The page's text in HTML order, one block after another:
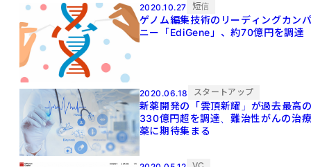
2020.10.27 短信
ゲノム編集技術のリーディングカン
ニー「EdiGene」、約70億円を調達
2020.06.18 スタートアップ
新薬開発の「雲頂新耀」が過去最高
330億円超を調達、難治性がんの治
薬に期待集まる